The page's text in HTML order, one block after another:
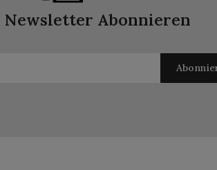
Newsletter Abonnieren